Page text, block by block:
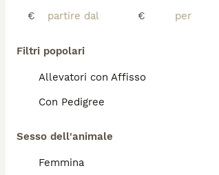
€
€
Filtri popolari
Allevatori con Affisso
Con Pedigree
Sesso dell'animale
Femmina